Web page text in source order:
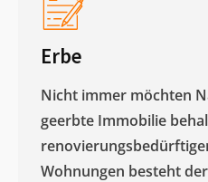
Erbe
Nicht immer möchten
geerbte Immobilie
Wohnungen besteht